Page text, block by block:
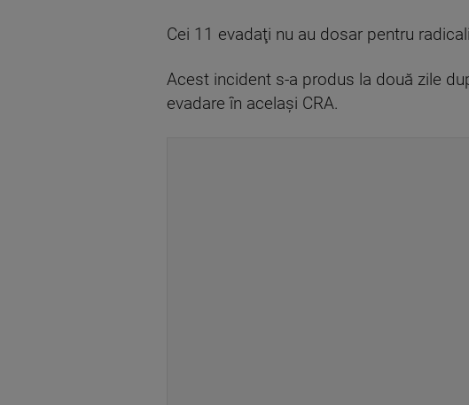
Cei 11 evadaţi nu au dosar pentru
Acest incident s-a produs la două zile
evadare în acelaşi CRA.